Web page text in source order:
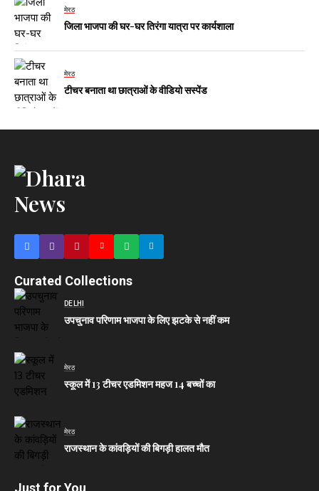
मेरठ
जिला भाजपा की घर-घर तिरंगा यात्रा पर कार्यशाला
मेरठ
टीचर बनाता था छात्राओं के वीडियो सस्पेंड
Curated Collections
DELHI
उपचुनाव परिणाम भाजपा के लिए झटके से नहीं कम
मेरठ
स्कूल में 13 टीचर एडमिशन महज 14 बच्चों का
मेरठ
राजस्थान के कांवड़ियों की बिगड़ी हालत मौत
Just for You